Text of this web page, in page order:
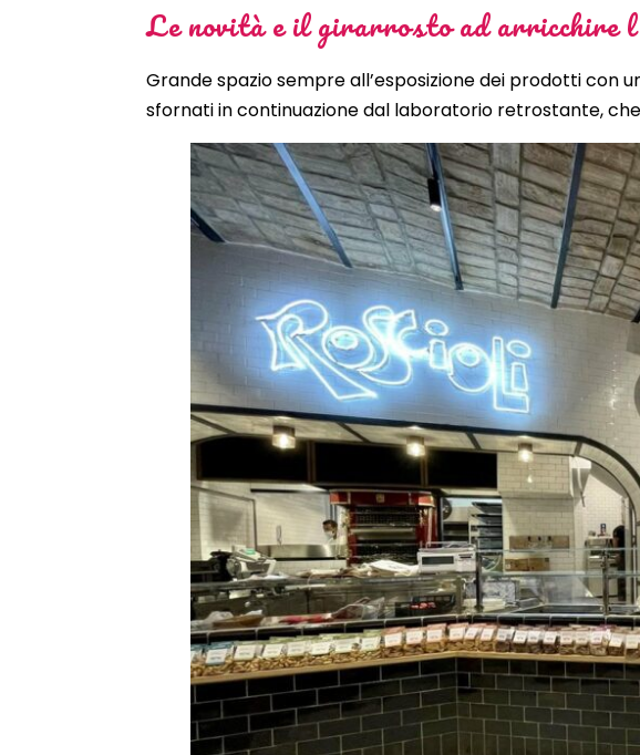
Le novità e il girarrosto ad arricchire
Grande spazio sempre all’esposizione dei prodotti con
sfornati in continuazione dal laboratorio retrostante,